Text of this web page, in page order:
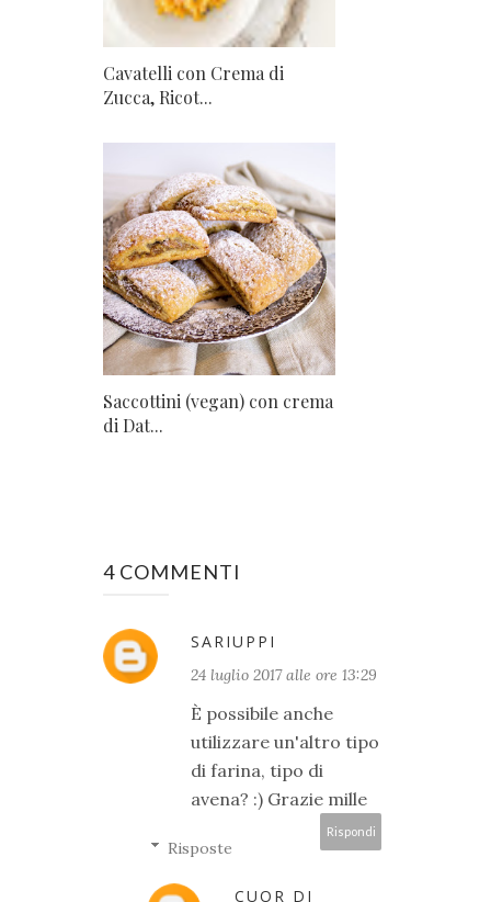
Cavatelli con Crema di
Zucca, Ricot...
Saccottini (vegan) con crema
di Dat...
4 COMMENTI
SARIUPPI
24 luglio 2017 alle ore 13:29
È possibile anche
utilizzare un'altro tipo
di farina, tipo di
avena? :) Grazie mille
Rispondi
Risposte
CUOR DI